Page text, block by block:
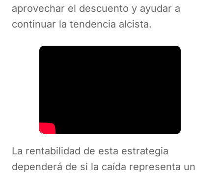
aprovechar el descuento y ayudar a
continuar la tendencia alcista.
La rentabilidad de esta estrategia
dependerá de si la caída representa un